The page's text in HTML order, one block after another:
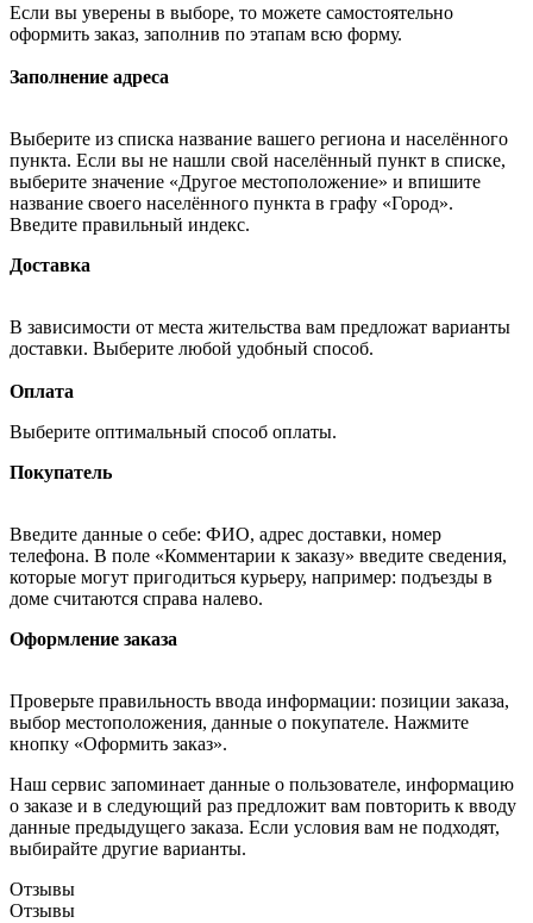
Если вы уверены в выборе, то можете самостоятельно
оформить заказ, заполнив по этапам всю форму.
Заполнение адреса
Выберите из списка название вашего региона и населённого
пункта. Если вы не нашли свой населённый пункт в списке,
выберите значение «Другое местоположение» и впишите
название своего населённого пункта в графу «Город».
Введите правильный индекс.
Доставка
В зависимости от места жительства вам предложат варианты
доставки. Выберите любой удобный способ.
Оплата
Выберите оптимальный способ оплаты.
Покупатель
Введите данные о себе: ФИО, адрес доставки, номер
телефона. В поле «Комментарии к заказу» введите сведения,
которые могут пригодиться курьеру, например: подъезды в
доме считаются справа налево.
Оформление заказа
Проверьте правильность ввода информации: позиции заказа,
выбор местоположения, данные о покупателе. Нажмите
кнопку «Оформить заказ».
Наш сервис запоминает данные о пользователе, информацию
о заказе и в следующий раз предложит вам повторить к вводу
данные предыдущего заказа. Если условия вам не подходят,
выбирайте другие варианты.
Отзывы
Отзывы